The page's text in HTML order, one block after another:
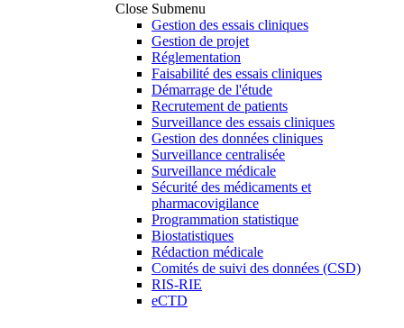
Close Submenu
Gestion des essais cliniques
Gestion de projet
Réglementation
Faisabilité des essais cliniques
Démarrage de l'étude
Recrutement de patients
Surveillance des essais cliniques
Gestion des données cliniques
Surveillance centralisée
Surveillance médicale
Sécurité des médicaments et
pharmacovigilance
Programmation statistique
Biostatistiques
Rédaction médicale
Comités de suivi des données (CSD)
RIS-RIE
eCTD